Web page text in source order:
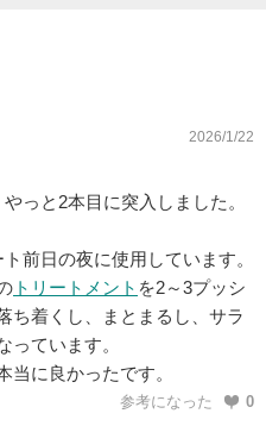
2026/1/22
っと2本目に突入しました。
前日の夜に使用しています。
トリートメント を2～3プッシ
ち着くし、まとまるし、サラ
っています。
当に良かったです。
参考になった 0